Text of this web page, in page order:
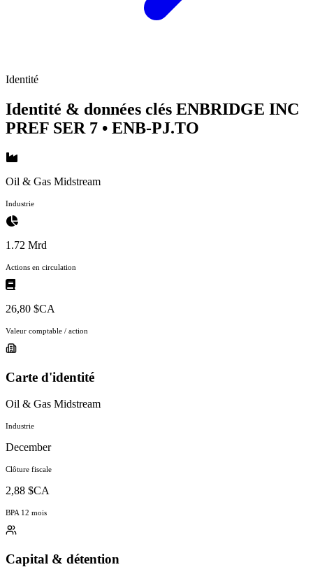
Identité
Identité & données clés ENBRIDGE INC
PREF SER 7 • ENB-PJ.TO
Oil & Gas Midstream
Industrie
1.72 Mrd
Actions en circulation
26,80 $CA
Valeur comptable / action
Carte d'identité
Oil & Gas Midstream
Industrie
December
Clôture fiscale
2,88 $CA
BPA 12 mois
Capital & détention